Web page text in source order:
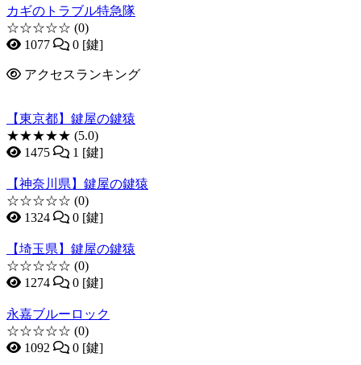
カギのトラブル特急隊
☆☆☆☆☆ (0)
1077
0 [鍵]
アクセスランキング
【東京都】鍵屋の鍵猿
★★★★★ (5.0)
1475
1 [鍵]
【神奈川県】鍵屋の鍵猿
☆☆☆☆☆ (0)
1324
0 [鍵]
【埼玉県】鍵屋の鍵猿
☆☆☆☆☆ (0)
1274
0 [鍵]
永嘉ブルーロック
☆☆☆☆☆ (0)
1092
0 [鍵]